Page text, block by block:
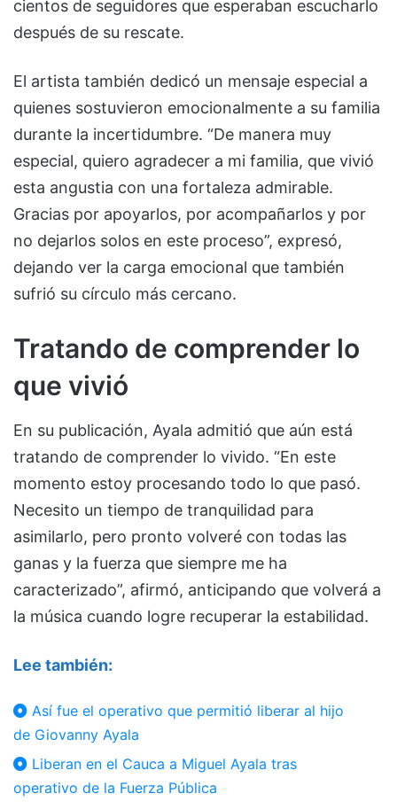
cientos de seguidores que esperaban escucharlo
después de su rescate.
El artista también dedicó un mensaje especial a
quienes sostuvieron emocionalmente a su familia
durante la incertidumbre. “De manera muy
especial, quiero agradecer a mi familia, que vivió
esta angustia con una fortaleza admirable.
Gracias por apoyarlos, por acompañarlos y por
no dejarlos solos en este proceso”, expresó,
dejando ver la carga emocional que también
sufrió su círculo más cercano.
Tratando de comprender lo
que vivió
En su publicación, Ayala admitió que aún está
tratando de comprender lo vivido. “En este
momento estoy procesando todo lo que pasó.
Necesito un tiempo de tranquilidad para
asimilarlo, pero pronto volveré con todas las
ganas y la fuerza que siempre me ha
caracterizado”, afirmó, anticipando que volverá a
la música cuando logre recuperar la estabilidad.
Lee también:
Así fue el operativo que permitió liberar al hijo
de Giovanny Ayala
Liberan en el Cauca a Miguel Ayala tras
operativo de la Fuerza Pública